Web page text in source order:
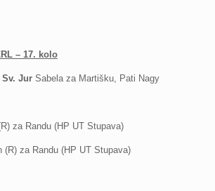
– 17. kolo
Sv. Jur Sabela za Martišku, Pati Nagy
za Randu (HP UT Stupava)
(R) za Randu (HP UT Stupava)